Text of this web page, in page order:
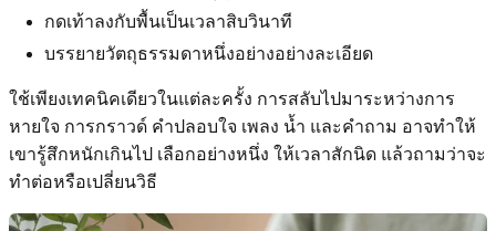
กดเท้าลงกับพื้นเป็นเวลาสิบวินาที
บรรยายวัตถุธรรมดาหนึ่งอย่างอย่างละเอียด
ใช้เพียงเทคนิคเดียวในแต่ละครั้ง การสลับไปมาระหว่างการ
หายใจ การกราวด์ คำปลอบใจ เพลง น้ำ และคำถาม อาจทำให้
เขารู้สึกหนักเกินไป เลือกอย่างหนึ่ง ให้เวลาสักนิด แล้วถามว่าจะ
ทำต่อหรือเปลี่ยนวิธี